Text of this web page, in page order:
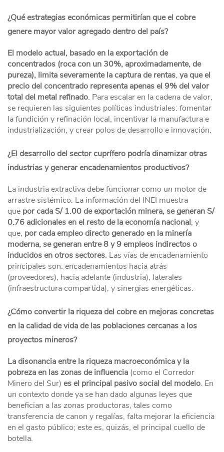
¿Qué estrategias económicas permitirían que el cobre
genere mayor valor agregado dentro del país?
El modelo actual, basado en la exportación de
concentrados (roca con un 30%, aproximadamente, de
pureza), limita severamente la captura de rentas, ya que el
precio del concentrado representa apenas el 9% del valor
total del metal refinado. Para escalar en la cadena de valor,
se requieren las siguientes políticas industriales: fomentar
la fundición y refinación local, incentivar la manufactura e
industrialización, y crear polos de desarrollo e innovación.
¿El desarrollo del sector cuprífero podría dinamizar otras
industrias y generar encadenamientos productivos?
La industria extractiva debe funcionar como un motor de
arrastre sistémico. La información del INEI muestra
que por cada S/ 1.00 de exportación minera, se generan S/
0.76 adicionales en el resto de la economía nacional; y
que, por cada empleo directo generado en la minería
moderna, se generan entre 8 y 9 empleos indirectos o
inducidos en otros sectores. Las vías de encadenamiento
principales son: encadenamientos hacia atrás
(proveedores), hacia adelante (industria), laterales
(infraestructura compartida), y sinergias energéticas.
¿Cómo convertir la riqueza del cobre en mejoras concretas
en la calidad de vida de las poblaciones cercanas a los
proyectos mineros?
La disonancia entre la riqueza macroeconómica y la
pobreza en las zonas de influencia (como el Corredor
Minero del Sur) es el principal pasivo social del modelo. En
un contexto donde ya se han dado algunas leyes que
benefician a las zonas productoras, tales como
transferencia de canon y regalías, falta mejorar la eficiencia
en el gasto público; este es, quizás, el principal cuello de
botella.